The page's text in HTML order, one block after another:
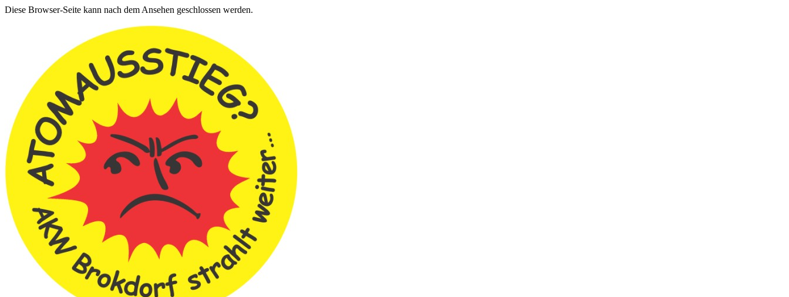
Diese Browser-Seite kann nach dem Ansehen geschlossen werden.